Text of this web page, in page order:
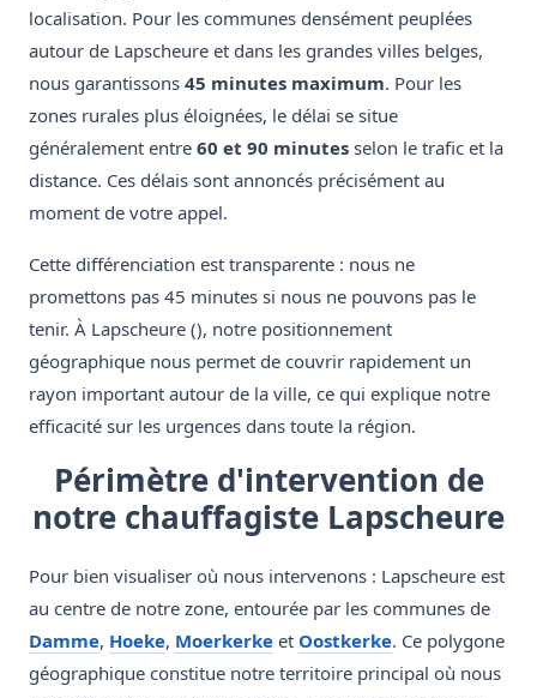
localisation. Pour les communes densément peuplées
autour de Lapscheure et dans les grandes villes belges,
nous garantissons 45 minutes maximum. Pour les
zones rurales plus éloignées, le délai se situe
généralement entre 60 et 90 minutes selon le trafic et la
distance. Ces délais sont annoncés précisément au
moment de votre appel.
Cette différenciation est transparente : nous ne
promettons pas 45 minutes si nous ne pouvons pas le
tenir. À Lapscheure (), notre positionnement
géographique nous permet de couvrir rapidement un
rayon important autour de la ville, ce qui explique notre
efficacité sur les urgences dans toute la région.
Périmètre d'intervention de
notre chauffagiste Lapscheure
Pour bien visualiser où nous intervenons : Lapscheure est
au centre de notre zone, entourée par les communes de
Damme, Hoeke, Moerkerke et Oostkerke. Ce polygone
géographique constitue notre territoire principal où nous